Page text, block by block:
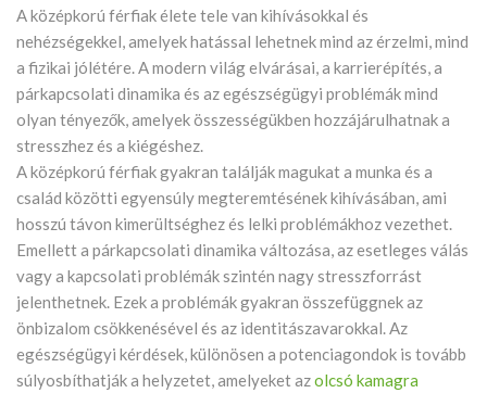
A középkorú férfiak élete tele van kihívásokkal és
nehézségekkel, amelyek hatással lehetnek mind az érzelmi, mind
a fizikai jólétére. A modern világ elvárásai, a karrierépítés, a
párkapcsolati dinamika és az egészségügyi problémák mind
olyan tényezők, amelyek összességükben hozzájárulhatnak a
stresszhez és a kiégéshez.
A középkorú férfiak gyakran találják magukat a munka és a
család közötti egyensúly megteremtésének kihívásában, ami
hosszú távon kimerültséghez és lelki problémákhoz vezethet.
Emellett a párkapcsolati dinamika változása, az esetleges válás
vagy a kapcsolati problémák szintén nagy stresszforrást
jelenthetnek. Ezek a problémák gyakran összefüggnek az
önbizalom csökkenésével és az identitászavarokkal. Az
egészségügyi kérdések, különösen a potenciagondok is tovább
súlyosbíthatják a helyzetet, amelyeket azolcsó kamagra